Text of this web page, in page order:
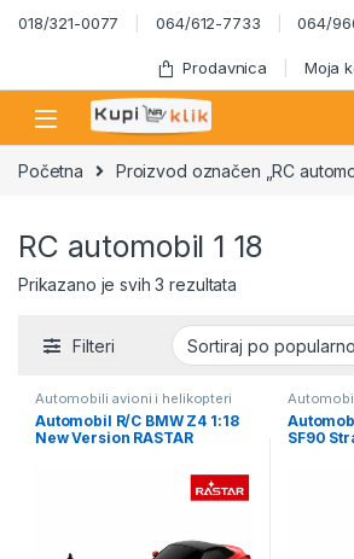
Skip to navigation
Skip to content
018/321-0077 064/612-7733 064/
Prodavnica Moja
Početna Proizvod označen „RC
RC automobil 1 18
Prikazano je svih 3 rezultataSortirano po
Filteri
Automobili avioni i helikopteri
Automobil R/C BMW Z4 1:18
New Version RASTAR
SF90